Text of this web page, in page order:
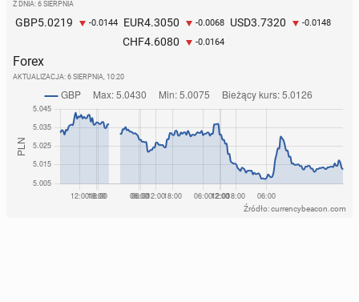
Z DNIA: 6 SIERPNIA
GBP5.0219 -0.0144 EUR4.3050 -0.0068 USD3.7320 -0.0148
CHF4.6080 -0.0164
Forex
AKTUALIZACJA: 6 SIERPNIA, 10:20
Źródło: currencybeacon.com